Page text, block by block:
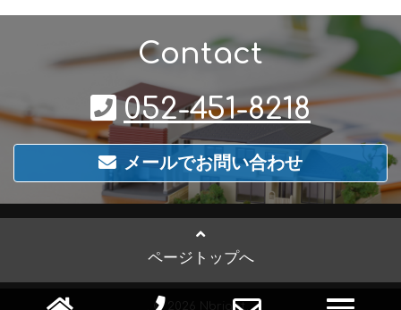
Contact
052-451-8218
メールでお問い合わせ
ページトップへ
© 2026 Nbright.